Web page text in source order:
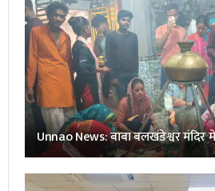
Unnao News: बाबा बलखंडेश्वर